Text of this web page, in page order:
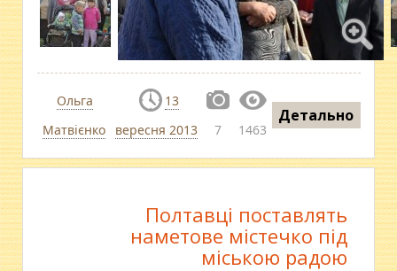
Ольга
Матвієнко
13
вересня 2013
7 1463
Детально
Полтавці поставлять
наметове містечко під
міською радою